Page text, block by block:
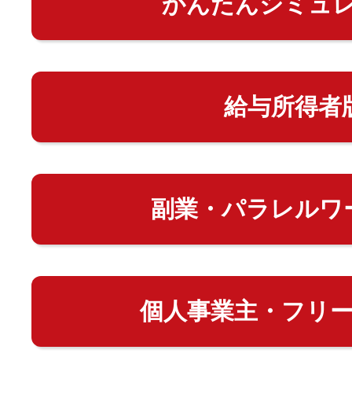
給与所得者
副業・パラレルワ
個人事業主・フリ